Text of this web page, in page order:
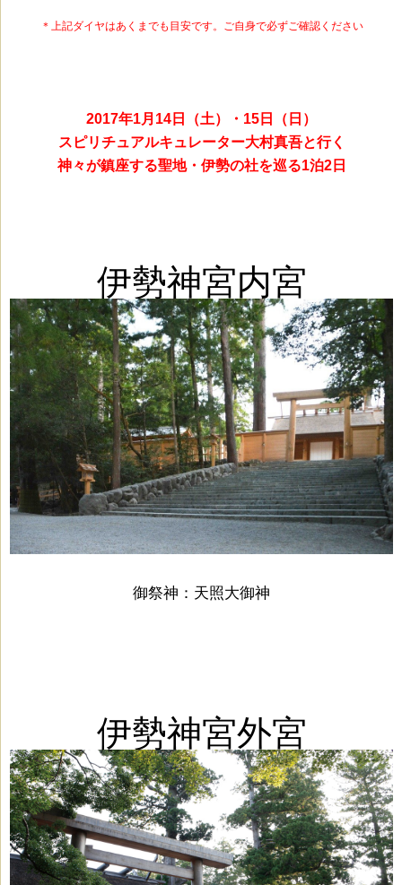
＊上記ダイヤはあくまでも目安です。ご自身で必ずご確認ください
2017年1月14日（土）・15日（日）
スピリチュアルキュレーター大村真吾と行く
神々が鎮座する聖地・伊勢の社を巡る1泊2日
伊勢神宮内宮
御祭神： 天照大御神
伊勢神宮外宮